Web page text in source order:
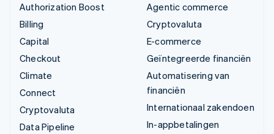
Authorization Boost
Billing
Capital
Checkout
Climate
Connect
Cryptovaluta
Data Pipeline
Agentic commerce
Cryptovaluta
E-commerce
Geïntegreerde financiën
Automatisering van
financiën
Internationaal zakendoen
In-appbetalingen